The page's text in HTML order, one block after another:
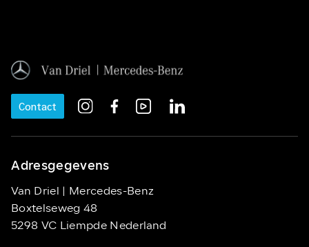
Contact
Adresgegevens
Van Driel | Mercedes-Benz
Boxtelseweg 48
5298 VC Liempde Nederland